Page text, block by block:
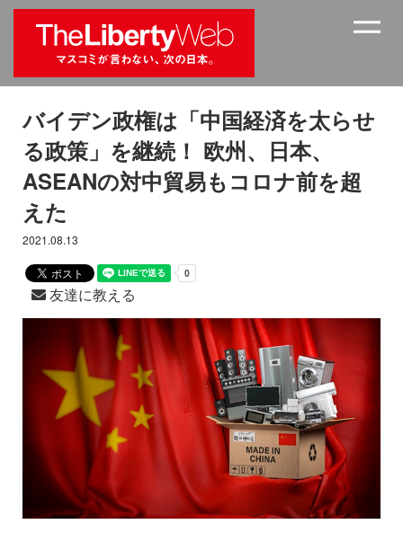
バイデン政権は「中国経済を太らせ
る政策」を継続！ 欧州、日本、
ASEANの対中貿易もコロナ前を超
えた
2021.08.13
友達に教える